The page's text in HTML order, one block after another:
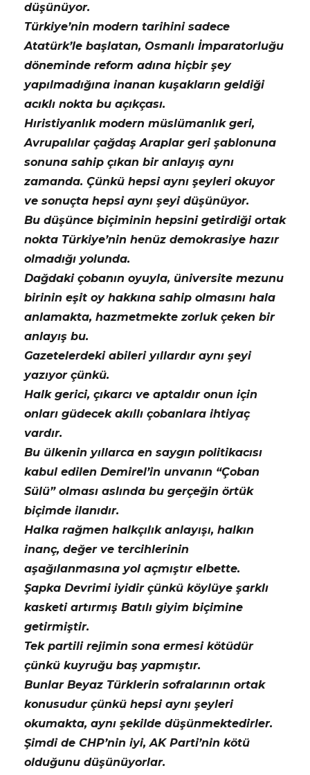
düşünüyor.
Türkiye’nin modern tarihini sadece
Atatürk’le başlatan, Osmanlı İmparatorluğu
döneminde reform adına hiçbir şey
yapılmadığına inanan kuşakların geldiği
acıklı nokta bu açıkçası.
Hıristiyanlık modern müslümanlık geri,
Avrupalılar çağdaş Araplar geri şablonuna
sonuna sahip çıkan bir anlayış aynı
zamanda. Çünkü hepsi aynı şeyleri okuyor
ve sonuçta hepsi aynı şeyi düşünüyor.
Bu düşünce biçiminin hepsini getirdiği ortak
nokta Türkiye’nin henüz demokrasiye hazır
olmadığı yolunda.
Dağdaki çobanın oyuyla, üniversite mezunu
birinin eşit oy hakkına sahip olmasını hala
anlamakta, hazmetmekte zorluk çeken bir
anlayış bu.
Gazetelerdeki abileri yıllardır aynı şeyi
yazıyor çünkü.
Halk gerici, çıkarcı ve aptaldır onun için
onları güdecek akıllı çobanlara ihtiyaç
vardır.
Bu ülkenin yıllarca en saygın politikacısı
kabul edilen Demirel’in unvanın “Çoban
Sülü” olması aslında bu gerçeğin örtük
biçimde ilanıdır.
Halka rağmen halkçılık anlayışı, halkın
inanç, değer ve tercihlerinin
aşağılanmasına yol açmıştır elbette.
Şapka Devrimi iyidir çünkü köylüye şarklı
kasketi artırmış Batılı giyim biçimine
getirmiştir.
Tek partili rejimin sona ermesi kötüdür
çünkü kuyruğu baş yapmıştır.
Bunlar Beyaz Türklerin sofralarının ortak
konusudur çünkü hepsi aynı şeyleri
okumakta, aynı şekilde düşünmektedirler.
Şimdi de CHP’nin iyi, AK Parti’nin kötü
olduğunu düşünüyorlar.